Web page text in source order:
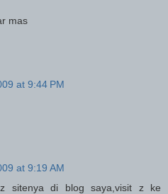
mas
at 9:44 PM
at 9:19 AM
sitenya di blog saya,visit z ke